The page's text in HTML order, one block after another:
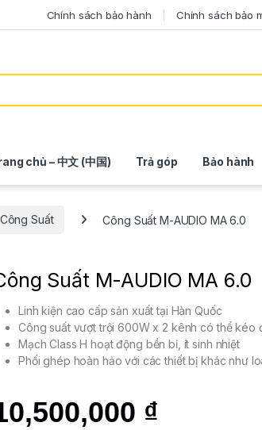
Chính sách bảo hành Chính sách bảo
chủ – 中文 (中国) Trả góp Bảo hành
Suất Công Suất M-AUDIO MA 6.0
Suất M-AUDIO MA 6.0
Linh kiện cao cấp sản xuất tại Hàn Quốc
Công suất vượt trội 600W x 2 kênh có thể kéo
Mạch Class H hoạt động bền bỉ, ít sinh nhiệt
Phối ghép hoàn hảo với các thiết bị khác như
₫